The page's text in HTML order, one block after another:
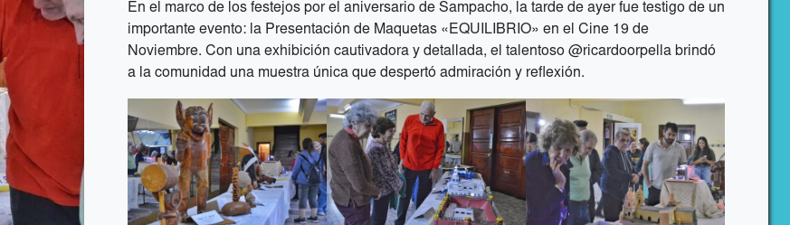
En el marco de los festejos por el aniversario de Sampacho, la tarde de ayer fue testigo de un
importante evento: la Presentación de Maquetas «EQUILIBRIO» en el Cine 19 de
Noviembre. Con una exhibición cautivadora y detallada, el talentoso @ricardoorpella brindó
a la comunidad una muestra única que despertó admiración y reflexión.